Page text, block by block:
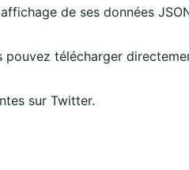
de ses données
télécharger
sur Twitter.